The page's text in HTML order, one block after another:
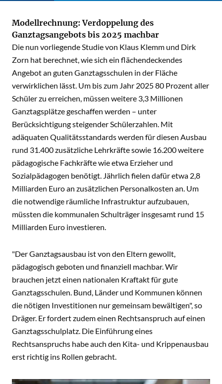
Modellrechnung: Verdoppelung des
Ganztagsangebots bis 2025 machbar
Die nun vorliegende Studie von Klaus Klemm und Dirk
Zorn hat berechnet, wie sich ein flächendeckendes
Angebot an guten Ganztagsschulen in der Fläche
verwirklichen lässt. Um bis zum Jahr 2025 80 Prozent aller
Schüler zu erreichen, müssen weitere 3,3 Millionen
Ganztagsplätze geschaffen werden – unter
Berücksichtigung steigender Schülerzahlen. Mit
adäquaten Qualitätsstandards werden für diesen Ausbau
rund 31.400 zusätzliche Lehrkräfte sowie 16.200 weitere
pädagogische Fachkräfte wie etwa Erzieher und
Sozialpädagogen benötigt. Jährlich fielen dafür etwa 2,8
Milliarden Euro an zusätzlichen Personalkosten an. Um
die notwendige räumliche Infrastruktur aufzubauen,
müssten die kommunalen Schulträger insgesamt rund 15
Milliarden Euro investieren.
"Der Ganztagsausbau ist von den Eltern gewollt,
pädagogisch geboten und finanziell machbar. Wir
brauchen jetzt einen nationalen Kraftakt für gute
Ganztagsschulen. Bund, Länder und Kommunen können
die nötigen Investitionen nur gemeinsam bewältigen", so
Dräger. Er fordert zudem einen Rechtsanspruch auf einen
Ganztagsschulplatz. Die Einführung eines
Rechtsanspruchs habe auch den Kita- und Krippenausbau
erst richtig ins Rollen gebracht.